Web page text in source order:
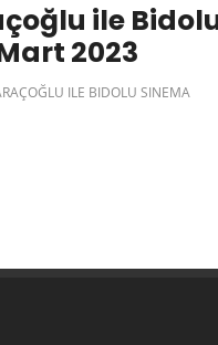
ile
2023
ILE BIDOLU SINEMA